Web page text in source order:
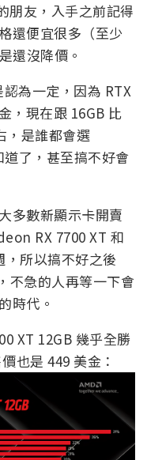
朋友，入手之前記得
還便宜很多（至少
還沒降價。
為一定，因為 RTX
，現在跟 16GB 比
，是誰都會選
了，甚至搞不好會
多數新顯示卡開賣
RX 7700 XT 和
，所以搞不好之後
不急的人再等一下會
時代。
XT 12GB 幾乎全勝
也是 449 美金：